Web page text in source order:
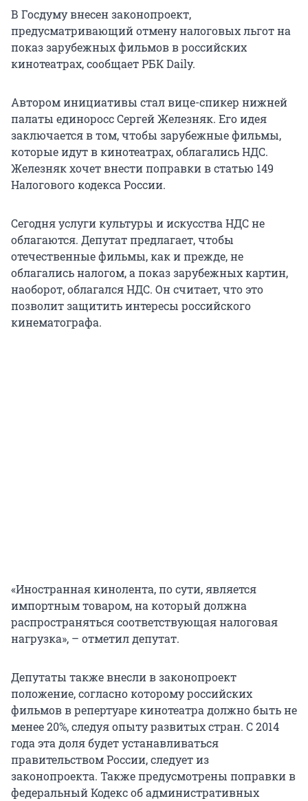
В Госдуму внесен законопроект,
предусматривающий отмену налоговых льгот на
показ зарубежных фильмов в российских
кинотеатрах, сообщает РБК Daily.
Автором инициативы стал вице-спикер нижней
палаты единоросс Сергей Железняк. Его идея
заключается в том, чтобы зарубежные фильмы,
которые идут в кинотеатрах, облагались НДС.
Железняк хочет внести поправки в статью 149
Налогового кодекса России.
Сегодня услуги культуры и искусства НДС не
облагаются. Депутат предлагает, чтобы
отечественные фильмы, как и прежде, не
облагались налогом, а показ зарубежных картин,
наоборот, облагался НДС. Он считает, что это
позволит защитить интересы российского
кинематографа.
«Иностранная кинолента, по сути, является
импортным товаром, на который должна
распространяться соответствующая налоговая
нагрузка», – отметил депутат.
Депутаты также внесли в законопроект
положение, согласно которому российских
фильмов в репертуаре кинотеатра должно быть не
менее 20%, следуя опыту развитых стран. С 2014
года эта доля будет устанавливаться
правительством России, следует из
законопроекта. Также предусмотрены поправки в
федеральный Кодекс об административных